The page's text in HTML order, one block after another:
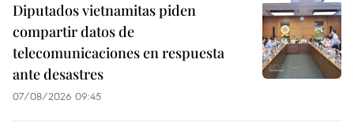
Diputados vietnamitas piden
compartir datos de
telecomunicaciones en respuesta
ante desastres
07/08/2026 09:45